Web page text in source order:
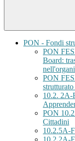
PON - Fondi
PON
Board:
PON
10.2. 2A-
PON
Cittadini
10.2.5A-